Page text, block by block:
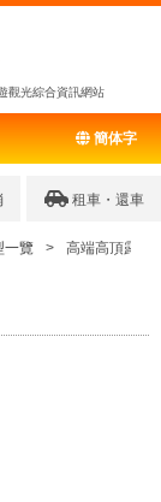
觀光綜合資訊網站
簡体字
租車・還車
一覽 高端高頂露營